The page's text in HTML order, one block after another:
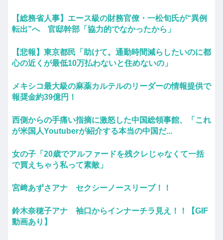
【総務省人事】エース級の財務官僚・一松旬氏が“異例
転出”へ 官邸幹部「協力的でなかったから」
【悲報】東京都民「助けて。通勤時間減らしたいのに都
心の近くが最低10万払わないと住めないの」
メキシコ最大級の麻薬カルテルのリーダーの情報提供で
報奨金約39億円！
西側からの手痛い指摘に激怒した中国総領事館、「これ
が米国人Youtuberが紹介する本当の中国だ...
女の子「20歳でアルファードを残クレじゃなくて一括
で買えちゃう私って素敵」
宮﨑あずさアナ セクシーノースリーブ！！
鈴木奈穂子アナ 袖口からインナーチラ見え！！【GIF
動画あり】